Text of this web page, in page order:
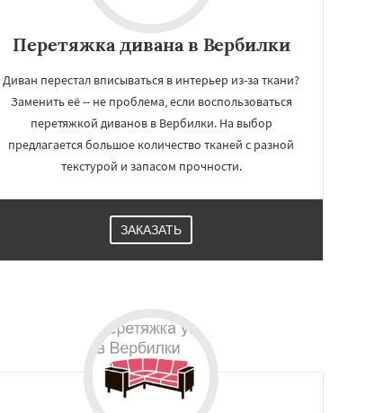
Перетяжка дивана в Вербилки
Диван перестал вписываться в интерьер из-за ткани?
Заменить её -- не проблема, если воспользоваться
перетяжкой диванов в Вербилки. На выбор
предлагается большое количество тканей с разной
текстурой и запасом прочности.
ЗАКАЗАТЬ